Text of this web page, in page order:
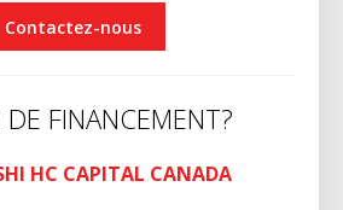
Contactez-nous
DE FINANCEMENT?
HC CAPITAL CANADA